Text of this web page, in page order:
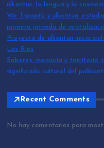
ülkantun, la lengua y la
We Tripantü y ülkantun:
primera jornada de
Proyecto de ülkantun inicia
Los Ríos
Saberes, memoria y territorio:
significado cultural del
Recent Comments
No hay comentarios para